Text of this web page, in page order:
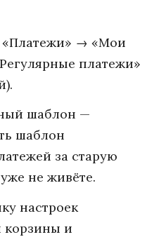
«Платежи» → «Мои
платежи»
шаблон —
шаблон
за старую
не живёте.
настроек
корзины и